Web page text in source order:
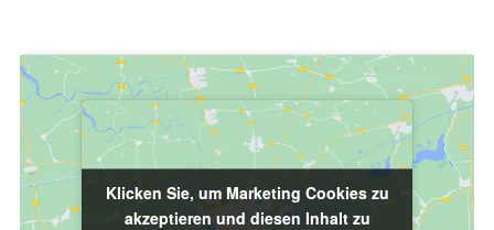
Klicken Sie, um Marketing Cookies zu
akzeptieren und diesen Inhalt zu
Klicken Sie, um Marketing Cookies zu
akzeptieren und diesen Inhalt zu